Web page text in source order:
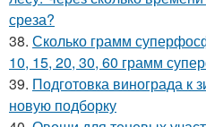
среза?
38. Сколько грамм
10, 15, 20, 30, 60 грамм
39. Подготовка винограда к
новую подборку